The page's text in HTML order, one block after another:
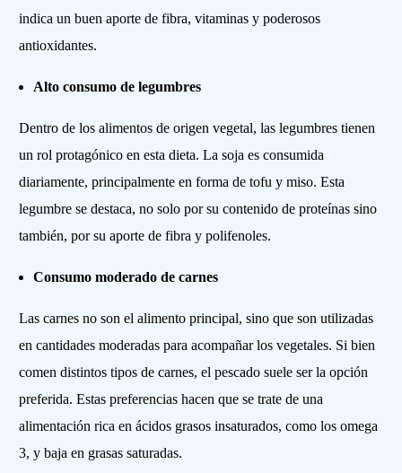
indica un buen aporte de fibra, vitaminas y poderosos
antioxidantes.
Alto consumo de legumbres
Dentro de los alimentos de origen vegetal, las legumbres tienen
un rol protagónico en esta dieta. La soja es consumida
diariamente, principalmente en forma de tofu y miso. Esta
legumbre se destaca, no solo por su contenido de proteínas sino
también, por su aporte de fibra y polifenoles.
Consumo moderado de carnes
Las carnes no son el alimento principal, sino que son utilizadas
en cantidades moderadas para acompañar los vegetales. Si bien
comen distintos tipos de carnes, el pescado suele ser la opción
preferida. Estas preferencias hacen que se trate de una
alimentación rica en ácidos grasos insaturados, como los omega
3, y baja en grasas saturadas.